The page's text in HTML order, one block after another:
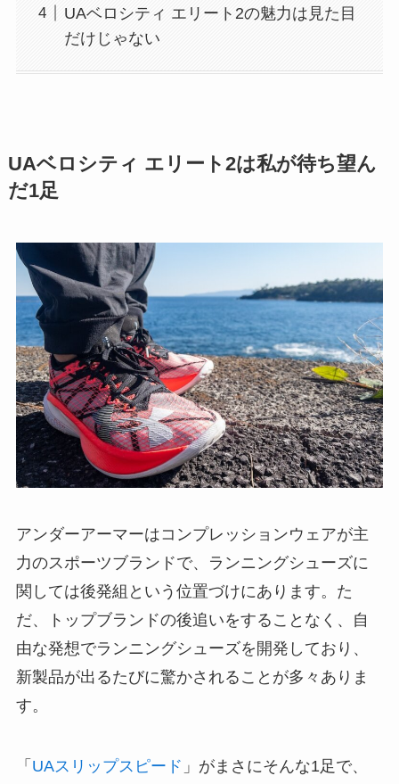
UAベロシティ エリート2の魅力は見た目
だけじゃない
UAベロシティ エリート2は私が待ち望ん
だ1足
アンダーアーマーはコンプレッションウェアが主
力のスポーツブランドで、ランニングシューズに
関しては後発組という位置づけにあります。た
だ、トップブランドの後追いをすることなく、自
由な発想でランニングシューズを開発しており、
新製品が出るたびに驚かされることが多々ありま
す。
「 UAスリップスピード 」がまさにそんな1足で、